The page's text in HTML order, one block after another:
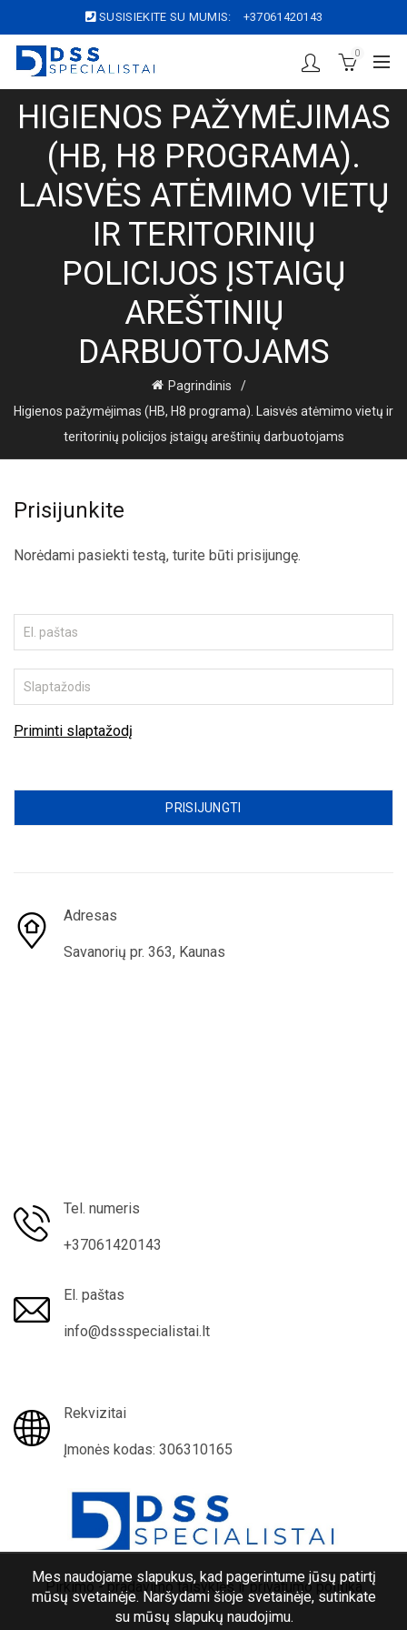
SUSISIEKITE SU MUMIS: +37061420143
0
HIGIENOS PAŽYMĖJIMAS
(HB, H8 PROGRAMA).
LAISVĖS ATĖMIMO VIETŲ
IR TERITORINIŲ
POLICIJOS ĮSTAIGŲ
AREŠTINIŲ
DARBUOTOJAMS
Pagrindinis
Higienos pažymėjimas (HB, H8 programa). Laisvės atėmimo vietų ir
teritorinių policijos įstaigų areštinių darbuotojams
Prisijunkite
Norėdami pasiekti testą, turite būti prisijungę.
Priminti slaptažodį
PRISIJUNGTI
Adresas
Savanorių pr. 363, Kaunas
Tel. numeris
+37061420143
El. paštas
info@dssspecialistai.lt
Rekvizitai
Įmonės kodas: 306310165
Pirkimo - pradavimo taisyklės ir privatumo politika
Mes naudojame slapukus, kad pagerintume jūsų patirtį
mūsų svetainėje. Naršydami šioje svetainėje, sutinkate
su mūsų slapukų naudojimu.